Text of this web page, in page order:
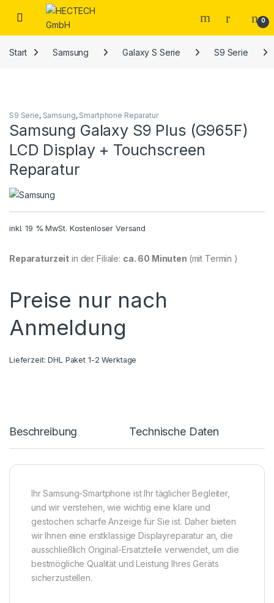
Open 0
Start Samsung Galaxy S Serie S9 Serie
S9 Serie, Samsung, Smartphone Reparatur
Samsung Galaxy S9 Plus (G965F)
LCD Display + Touchscreen
Reparatur
inkl. 19 % MwSt. Kostenloser Versand
Reparaturzeit in der Filiale: ca. 60 Minuten (mit Termin )
Preise nur nach
Anmeldung
Lieferzeit:DHL Paket 1-2 Werktage
Beschreibung Technische Daten
Ihr Samsung-Smartphone ist Ihr täglicher Begleiter,
und wir verstehen, wie wichtig eine klare und
gestochen scharfe Anzeige für Sie ist. Daher bieten
wir Ihnen eine erstklassige Displayreparatur an, die
ausschließlich Original-Ersatzteile verwendet, um die
bestmögliche Qualität und Leistung Ihres Geräts
sicherzustellen.